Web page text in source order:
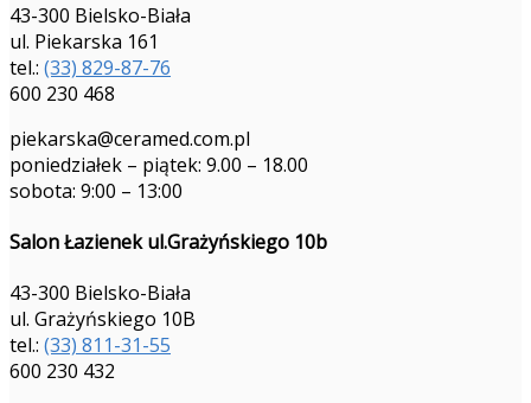
43-300 Bielsko-Biała
ul. Piekarska 161
tel.: (33) 829-87-76
600 230 468
piekarska@ceramed.com.pl
poniedziałek – piątek: 9.00 – 18.00
sobota: 9:00 – 13:00
Salon Łazienek ul.Grażyńskiego 10b
43-300 Bielsko-Biała
ul. Grażyńskiego 10B
tel.: (33) 811-31-55
600 230 432